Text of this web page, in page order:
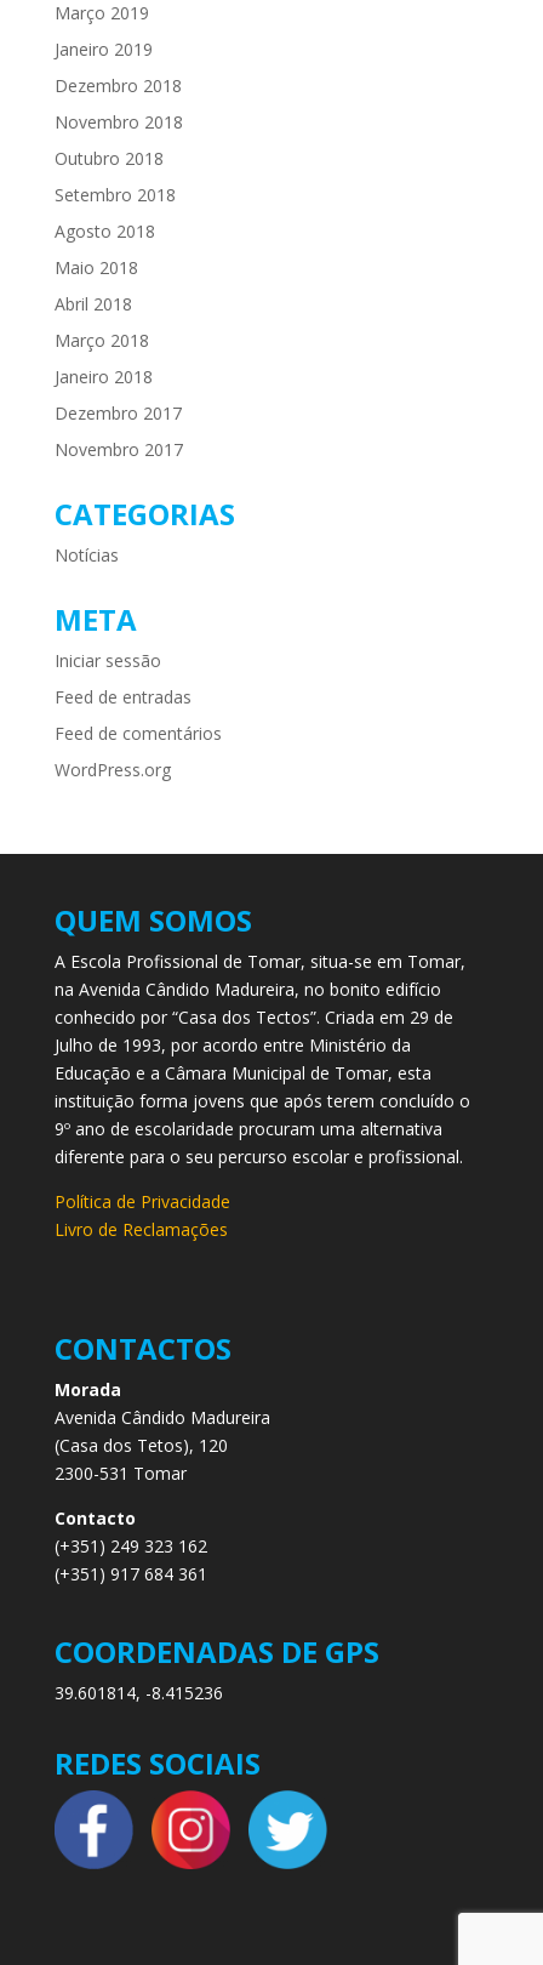
Março 2019
Janeiro 2019
Dezembro 2018
Novembro 2018
Outubro 2018
Setembro 2018
Agosto 2018
Maio 2018
Abril 2018
Março 2018
Janeiro 2018
Dezembro 2017
Novembro 2017
CATEGORIAS
Notícias
META
Iniciar sessão
Feed de entradas
Feed de comentários
WordPress.org
QUEM SOMOS
A Escola Profissional de Tomar, situa-se em Tomar,
na Avenida Cândido Madureira, no bonito edifício
conhecido por “Casa dos Tectos”. Criada em 29 de
Julho de 1993, por acordo entre Ministério da
Educação e a Câmara Municipal de Tomar, esta
instituição forma jovens que após terem concluído o
9º ano de escolaridade procuram uma alternativa
diferente para o seu percurso escolar e profissional.
Política de Privacidade
Livro de Reclamações
CONTACTOS
Morada
Avenida Cândido Madureira
(Casa dos Tetos), 120
2300-531 Tomar
Contacto
(+351) 249 323 162
(+351) 917 684 361
COORDENADAS DE GPS
39.601814, -8.415236
REDES SOCIAIS